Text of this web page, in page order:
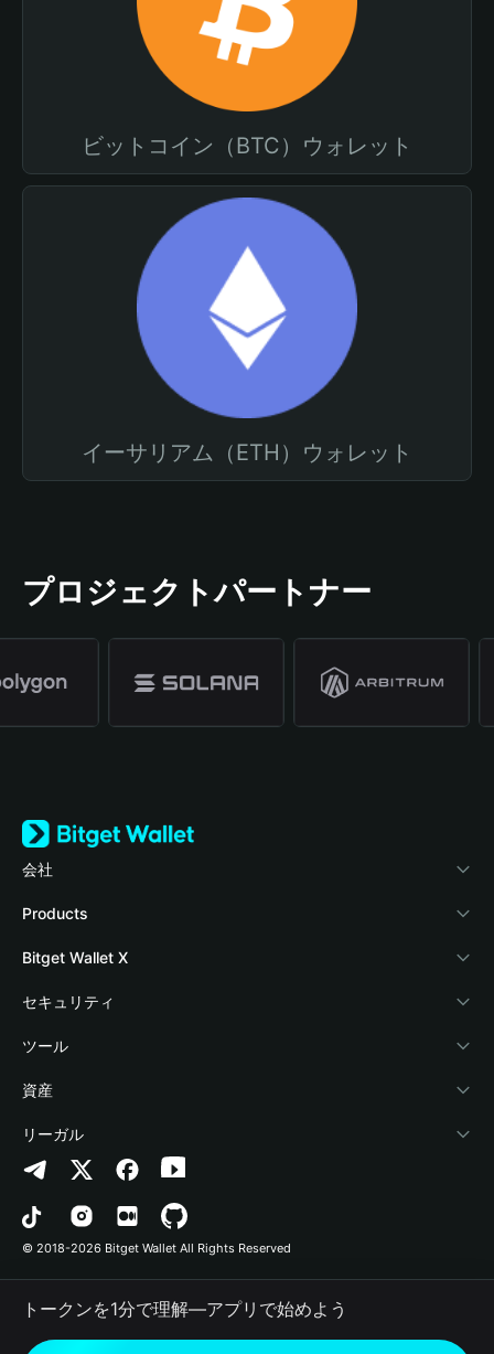
ビットコイン（BTC）ウォレット
イーサリアム（ETH）ウォレット
プロジェクトパートナー
会社
Bitget Walletについて
ブログ
アカデミー
暗号資産ニュース
Help Center
お問い合わせ
ブランドリソース
キャリア
Products
Crypto Card
Stablecoin Earn
Payfi Crypto
Crypto Swap API
Altcoin Season Index
Prediction Markets
DApp
RWA
Bitget Wallet X
デベロッパー
ウォレットを接続
Bitget Wallet Pay
プロジェクトを掲載
セキュリティ
保護基金
セキュリティ技術
ツール
暗号資産を購入
認証検出
コントラクト検出
一括送金
資産
Arbitrum
Avalanche
Bitcoin
Polygon
リーガル
プライバシーポリシー
利用規約
© 2018-2026 Bitget Wallet All Rights Reserved
トークンを1分で理解―アプリで始めよう